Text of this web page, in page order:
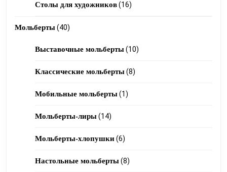
Столы для художников 1616
Мольберты 4040
products
Выставочные мольберты 1010
Классические мольберты 88
Мобильные мольберты 11
Мольберты-лиры 1414
products
Мольберты-хлопушки 66
products
Настольные мольберты 88